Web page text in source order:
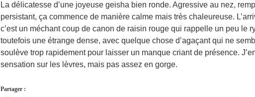
La délicatesse d’une joyeuse geisha bien ronde. Agressive au nez,
persistant, ça commence de manière calme mais très chaleureuse.
c’est un méchant coup de canon de raisin rouge qui rappelle un peu le
toutefois une étrange dense, avec quelque chose d’agaçant qui ne
soulève trop rapidement pour laisser un manque criant de présence.
sensation sur les lèvres, mais pas assez en gorge.
Partager :